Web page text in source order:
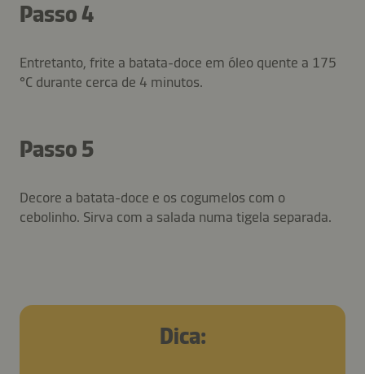
Passo 4
Entretanto, frite a batata-doce em óleo quente a 175
°C durante cerca de 4 minutos.
Passo 5
Decore a batata-doce e os cogumelos com o
cebolinho. Sirva com a salada numa tigela separada.
Dica: